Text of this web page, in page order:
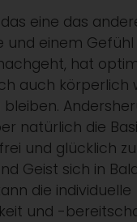
eine das
und einem
hat
auch körperlich
bleiben.
natürlich die
und glücklich
Geist sich in
die individuelle
und -